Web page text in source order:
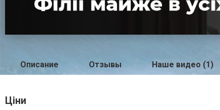
Описание Отзывы Наше видео (1)
Ціни